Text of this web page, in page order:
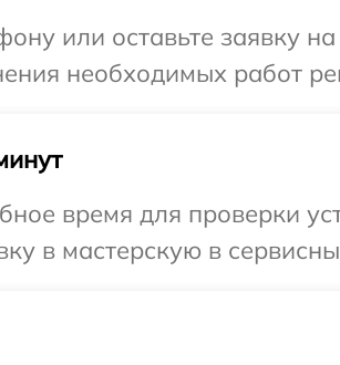
или оставьте заявку
необходимых работ
время для проверки
в мастерскую в